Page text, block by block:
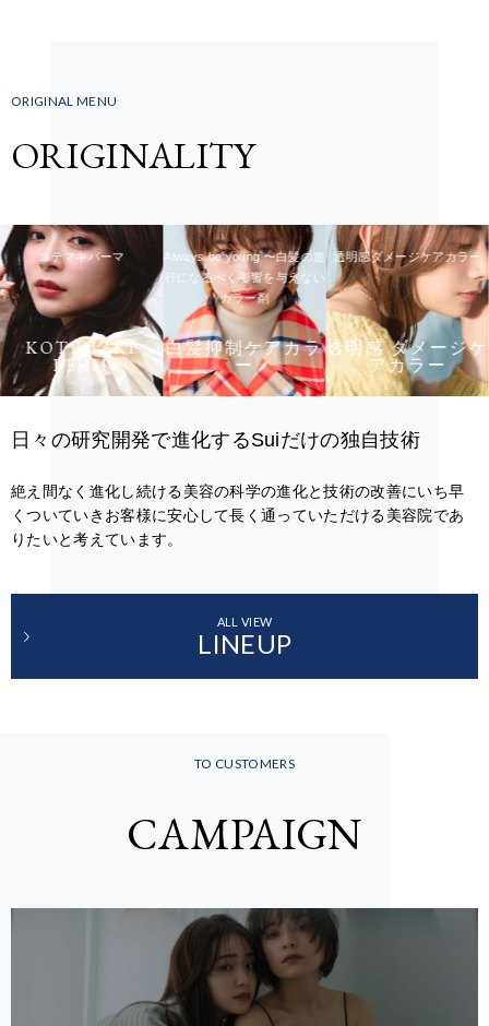
ORIGINAL MENU
ORIGINALITY
コテマキパーマ
KOTEMAKI
PERM
Always be young 〜白髪の進
行になるべく影響を与えない
カラー剤
白髪抑制ケアカラ
ー
透明感ダメージケアカラー
透明感 ダメージケ
アカラー
日々の研究開発で進化するSuiだけの独自技術
絶え間なく進化し続ける美容の科学の進化と技術の改善にいち早
くついていきお客様に安心して長く通っていただける美容院であ
りたいと考えています。
ALL VIEW
LINEUP
TO CUSTOMERS
CAMPAIGN